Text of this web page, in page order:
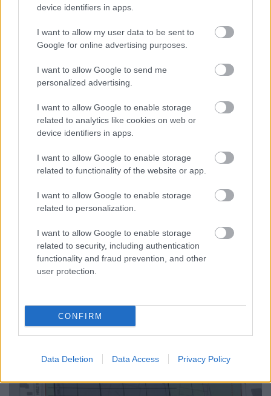
device identifiers in apps.
I want to allow my user data to be sent to
Google for online advertising purposes.
I want to allow Google to send me
personalized advertising.
I want to allow Google to enable storage
related to analytics like cookies on web or
device identifiers in apps.
I want to allow Google to enable storage
related to functionality of the website or app.
I want to allow Google to enable storage
related to personalization.
I want to allow Google to enable storage
related to security, including authentication
functionality and fraud prevention, and other
user protection.
CONFIRM
Data Deletion Data Access Privacy Policy
VBK 20 - Újraindító találkozó
2025. március 22.
2025. június 21-én szombaton SZOBon egy boldog
embertoronySZOBájában.
Éjszakai toronyszállás ajánlott, ...
Műemlék lett a tököli víztorony
2024. augusztus 21.
Pontosabban 2024. augusztus 23-tól. Ez
víztornyot meg lebontották.